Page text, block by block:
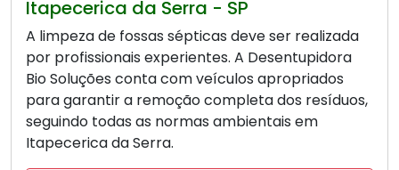
Itapecerica da Serra - SP
A limpeza de fossas sépticas deve ser realizada
por profissionais experientes. A Desentupidora
Bio Soluções conta com veículos apropriados
para garantir a remoção completa dos resíduos,
seguindo todas as normas ambientais em
Itapecerica da Serra.